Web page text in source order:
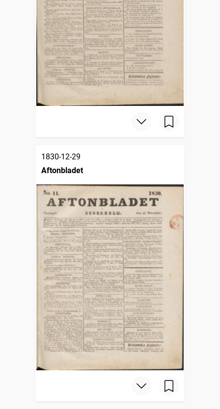
1830-12-29
Aftonbladet